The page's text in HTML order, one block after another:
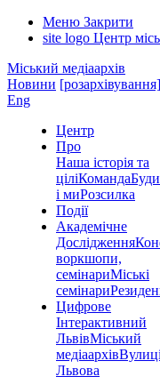
Меню Закрити
site logo Центр
Міський медіаархів
Новини [розархівування]
Eng
Центр
Про
Наша історія та
ціліКоманда
і миРозсилка
Події
Академічне
Дослідження
воркшопи,
семінариМіські
семінари
Цифрове
Інтерактивний
ЛьвівМіський
медіаархівВулиці
Львова